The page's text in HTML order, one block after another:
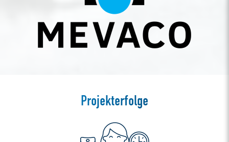
Projekterfolge